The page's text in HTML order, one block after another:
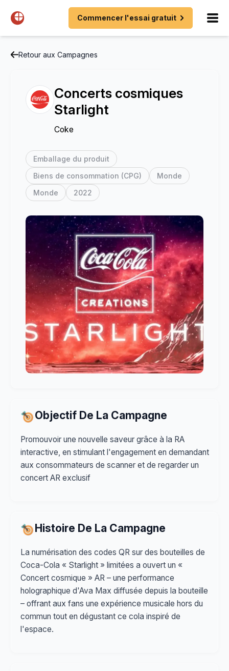
Commencer l'essai gratuit
Retour aux Campagnes
Concerts cosmiques
Starlight
Coke
Emballage du produit
Biens de consommation (CPG)
Monde
Monde
2022
Objectif De La Campagne
Promouvoir une nouvelle saveur grâce à la RA
interactive, en stimulant l'engagement en demandant
aux consommateurs de scanner et de regarder un
concert AR exclusif
Histoire De La Campagne
La numérisation des codes QR sur des bouteilles de
Coca-Cola « Starlight » limitées a ouvert un «
Concert cosmique » AR – une performance
holographique d'Ava Max diffusée depuis la bouteille
– offrant aux fans une expérience musicale hors du
commun tout en dégustant ce cola inspiré de
l'espace.